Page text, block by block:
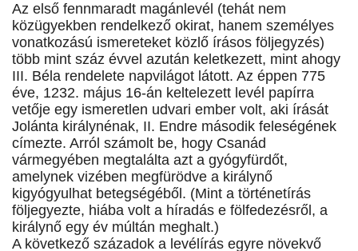
Az első fennmaradt magánlevél (tehát nem
közügyekben rendelkező okirat, hanem személyes
vonatkozású ismereteket közlő írásos följegyzés)
több mint száz évvel azután keletkezett, mint ahogy
III. Béla rendelete napvilágot látott. Az éppen 775
éve, 1232. május 16-án keltelezett levél papírra
vetője egy ismeretlen udvari ember volt, aki írását
Jolánta királynénak, II. Endre második feleségének
címezte. Arról számolt be, hogy Csanád
vármegyében megtalálta azt a gyógyfürdőt,
amelynek vizében megfürödve a királynő
kigyógyulhat betegségéből. (Mint a történetírás
följegyezte, hiába volt a híradás e fölfedezésről, a
királynő egy év múltán meghalt.)
A következő századok a levélírás egyre növekvő